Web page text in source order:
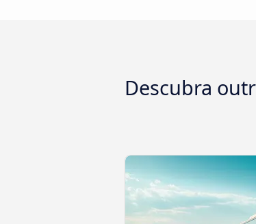
Descubra